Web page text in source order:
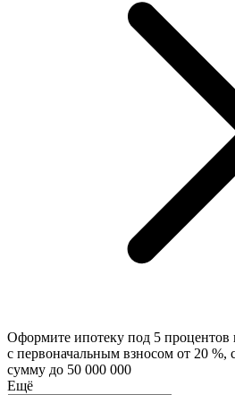
Оформите ипотеку под 5
с первоначальным взносом от 20 %,
сумму до 50 000 000
Eщё